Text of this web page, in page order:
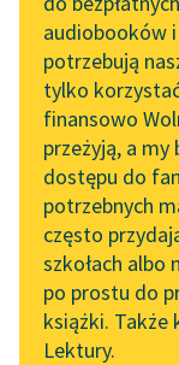
Byliśmy częścią AI
Lab
Zapraszamy na
online z
literatury
Spotkanie z
Tunkiel w Oslo
102. lata temu
Joseph Conrad
audiobooków
potrzebują
tylko
finansowo
przeżyją, a my
dostępu do
potrzebnych
często
szkołach albo
po prostu do
książki. Także
Lektury.
Motyw: